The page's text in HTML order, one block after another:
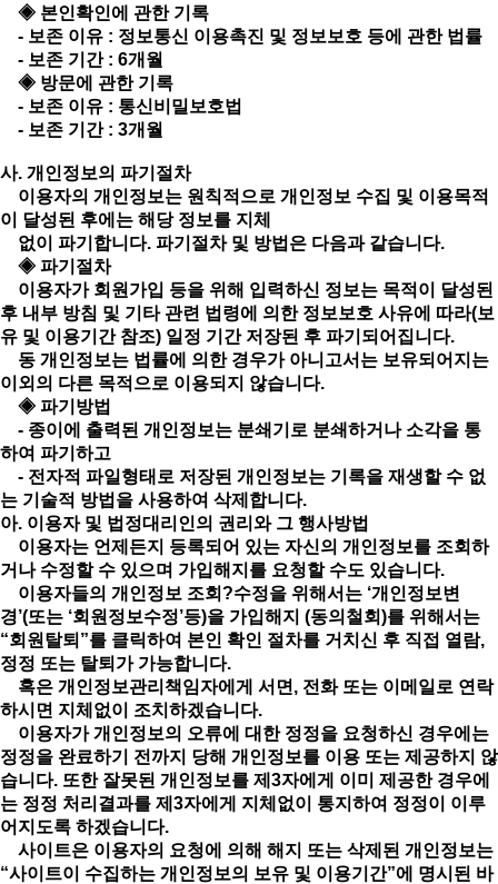
◈ 본인확인에 관한 기록
- 보존 이유 : 정보통신 이용촉진 및 정보보호 등에 관한 법률
- 보존 기간 : 6개월
◈ 방문에 관한 기록
- 보존 이유 : 통신비밀보호법
- 보존 기간 : 3개월
사. 개인정보의 파기절차
이용자의 개인정보는 원칙적으로 개인정보 수집 및 이용목적
이 달성된 후에는 해당 정보를 지체
없이 파기합니다. 파기절차 및 방법은 다음과 같습니다.
◈ 파기절차
이용자가 회원가입 등을 위해 입력하신 정보는 목적이 달성된
후 내부 방침 및 기타 관련 법령에 의한 정보보호 사유에 따라(보
유 및 이용기간 참조) 일정 기간 저장된 후 파기되어집니다.
동 개인정보는 법률에 의한 경우가 아니고서는 보유되어지는
이외의 다른 목적으로 이용되지 않습니다.
◈ 파기방법
- 종이에 출력된 개인정보는 분쇄기로 분쇄하거나 소각을 통
하여 파기하고
- 전자적 파일형태로 저장된 개인정보는 기록을 재생할 수 없
는 기술적 방법을 사용하여 삭제합니다.
아. 이용자 및 법정대리인의 권리와 그 행사방법
이용자는 언제든지 등록되어 있는 자신의 개인정보를 조회하
거나 수정할 수 있으며 가입해지를 요청할 수도 있습니다.
이용자들의 개인정보 조회?수정을 위해서는 ‘개인정보변
경’(또는 ‘회원정보수정’등)을 가입해지 (동의철회)를 위해서는
“회원탈퇴”를 클릭하여 본인 확인 절차를 거치신 후 직접 열람,
정정 또는 탈퇴가 가능합니다.
혹은 개인정보관리책임자에게 서면, 전화 또는 이메일로 연락
하시면 지체없이 조치하겠습니다.
이용자가 개인정보의 오류에 대한 정정을 요청하신 경우에는
정정을 완료하기 전까지 당해 개인정보를 이용 또는 제공하지 않
습니다. 또한 잘못된 개인정보를 제3자에게 이미 제공한 경우에
는 정정 처리결과를 제3자에게 지체없이 통지하여 정정이 이루
어지도록 하겠습니다.
사이트은 이용자의 요청에 의해 해지 또는 삭제된 개인정보는
“사이트이 수집하는 개인정보의 보유 및 이용기간”에 명시된 바